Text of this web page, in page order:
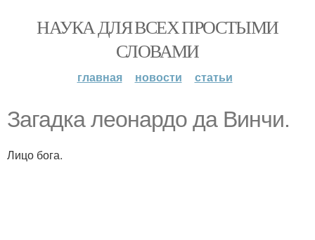
НАУКА ДЛЯ ВСЕХ ПРОСТЫМИ
СЛОВАМИ
главная новости статьи
Загадка леонардо да Винчи.
Лицо бога.